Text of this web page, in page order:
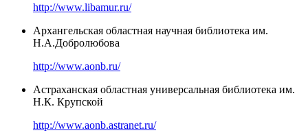
http://www.libamur.ru/
Архангельская областная научная библиотека им.
Н.А.Добролюбова
http://www.aonb.ru/
Астраханская областная универсальная библиотека им.
Н.К. Крупской
http://www.aonb.astranet.ru/